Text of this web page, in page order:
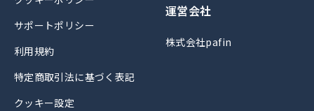
サポートポリシー
利用規約
特定商取引法に基づく表記
クッキー設定
運営会社
株式会社pafin